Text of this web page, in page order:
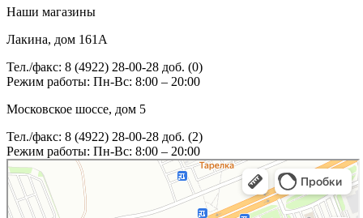
Наши магазины
Лакина, дом 161А
Тел./факс: 8 (4922) 28-00-28 доб. (0)
Режим работы: Пн-Вс: 8:00 – 20:00
Московское шоссе, дом 5
Тел./факс: 8 (4922) 28-00-28 доб. (2)
Режим работы: Пн-Вс: 8:00 – 20:00